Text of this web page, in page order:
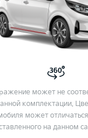
может не
комплектации.
может
на данном